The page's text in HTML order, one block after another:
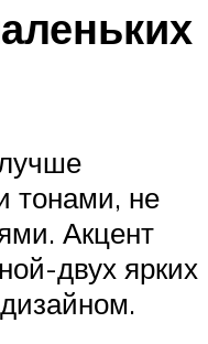
тонами, не
Акцент
двух ярких